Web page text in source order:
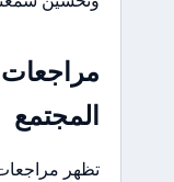
المجتمع
تظهر